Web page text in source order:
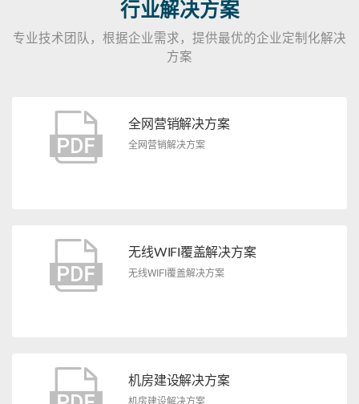
行业解决方案
专业技术团队，根据企业需求，提供最优的企业定制化解决
方案
全网营销解决方案
全网营销解决方案
无线WIFI覆盖解决方案
无线WIFI覆盖解决方案
机房建设解决方案
机房建设解决方案